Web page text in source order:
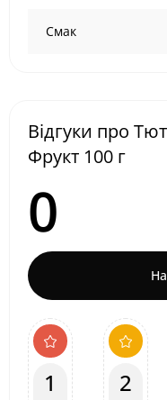
Смак
Відгуки про
Фрукт 100 г
0
1 2